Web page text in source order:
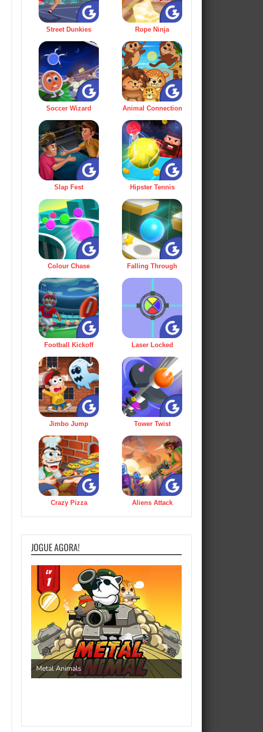
Street Dunkies Rope Ninja
Soccer Wizard Animal Connection
Slap Fest Hipster Tennis
Colour Chase Falling Through
Football Kickoff Laser Locked
Jimbo Jump Tower Twist
Crazy Pizza Aliens Attack
JOGUE AGORA!
Metal Animals